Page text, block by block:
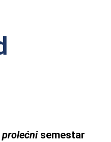
prolećnisemestar